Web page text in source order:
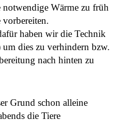
notwendige Wärme zu früh
vorbereiten.
haben wir die Technik
dies zu verhindern bzw.
nach hinten zu
Grund schon alleine
die Tiere